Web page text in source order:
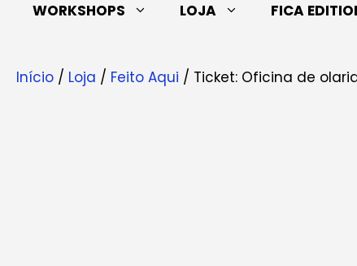
WORKSHOPS LOJA FICA
Início / Loja / Feito Aqui / Ticket: Oficina de